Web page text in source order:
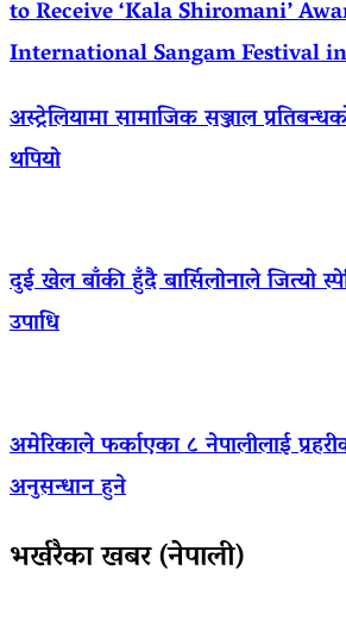
to Receive ‘Kala Shiromani’
International Sangam Festival
अस्ट्रेलियामा सामाजिक सञ्जाल
थपियो
दुई खेल बाँकी हुँदै बार्सिलोनाले जित्यो
उपाधि
अमेरिकाले फर्काएका ८ नेपालीलाई
अनुसन्धान हुने
भर्खरैका खबर (नेपाली)